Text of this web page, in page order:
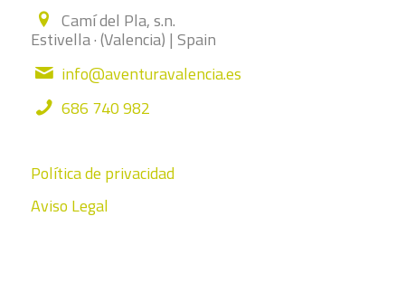
Camí del Pla, s.n.
Estivella · (Valencia) | Spain
info@aventuravalencia.es
686 740 982
Política de privacidad
Aviso Legal